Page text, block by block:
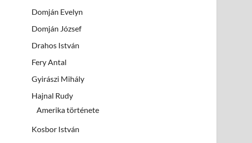
Domján Evelyn
Domján József
Drahos István
Fery Antal
Gyirászi Mihály
Hajnal Rudy
Amerika története
Kosbor István